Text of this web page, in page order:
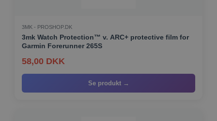
3MK - PROSHOP.DK
3mk Watch Protection™ v. ARC+ protective film for
Garmin Forerunner 265S
58,00 DKK
Se produkt →